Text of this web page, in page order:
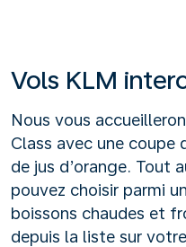
Vols KLM
Nous vous
Class avec une coupe
de jus d’orange. Tout
pouvez choisir parmi
boissons chaudes et
depuis la liste sur